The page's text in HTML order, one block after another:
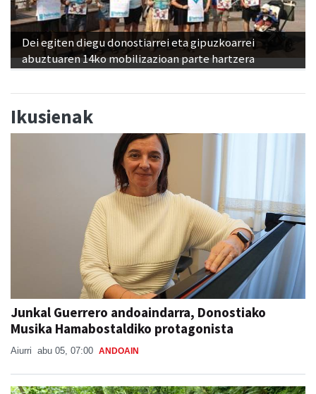
Dei egiten diegu donostiarrei eta gipuzkoarrei
abuztuaren 14ko mobilizazioan parte hartzera
Ikusienak
Junkal Guerrero andoaindarra, Donostiako
Musika Hamabostaldiko protagonista
Aiurri abu 05, 07:00 ANDOAIN